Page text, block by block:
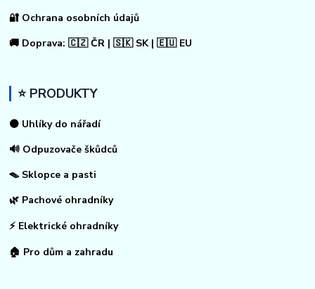
🔐 Ochrana osobních údajů
🚚 Doprava: 🇨🇿 ČR | 🇸🇰 SK | 🇪🇺 EU
⭐ PRODUKTY
⚫ Uhlíky do nářadí
🔊 Odpuzovače škůdců
🪤 Sklopce a pasti
🌿 Pachové ohradníky
⚡ Elektrické ohradníky
🏠 Pro dům a zahradu